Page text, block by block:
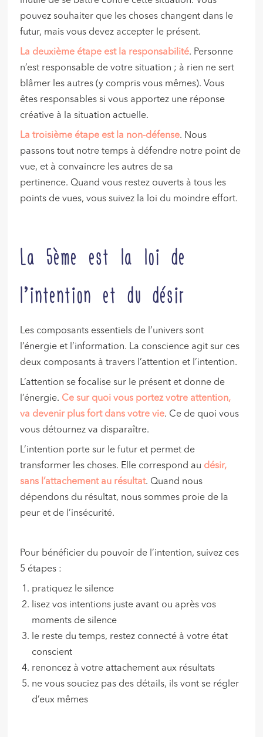
pouvez souhaiter que les choses changent dans le
futur, mais vous devez accepter le présent.
La deuxième étape est la responsabilité. Personne
n’est responsable de votre situation ; à rien ne sert
blâmer les autres (y compris vous mêmes). Vous
êtes responsables si vous apportez une réponse
créative à la situation actuelle.
La troisième étape est la non-défense. Nous
passons tout notre temps à défendre notre point de
vue, et à convaincre les autres de sa
pertinence. Quand vous restez ouverts à tous les
points de vues, vous suivez la loi du moindre effort.
La 5ème est la loi de
l’intention et du désir
Les composants essentiels de l’univers sont
l’énergie et l’information. La conscience agit sur ces
deux composants à travers l’attention et l’intention.
L’attention se focalise sur le présent et donne de
l’énergie. Ce sur quoi vous portez votre attention,
va devenir plus fort dans votre vie. Ce de quoi vous
vous détournez va disparaître.
L’intention porte sur le futur et permet de
transformer les choses. Elle correspond au désir,
sans l’attachement au résultat. Quand nous
dépendons du résultat, nous sommes proie de la
peur et de l’insécurité.
Pour bénéficier du pouvoir de l’intention, suivez ces
5 étapes :
pratiquez le silence
lisez vos intentions juste avant ou après vos
moments de silence
le reste du temps, restez connecté à votre état
conscient
renoncez à votre attachement aux résultats
ne vous souciez pas des détails, ils vont se régler
d’eux mêmes